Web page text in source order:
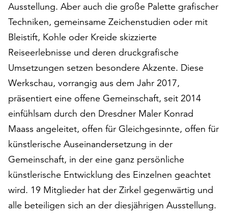
steht
Ihnen
am
Ende
der
Seite
die
Schaltfläche
„Cookie-
Einstellungen“
zur
Verfügung.
Cookies
werden
auch
ohne
Ihr
Ausstellung. Aber auch die große Palette grafischer
Techniken, gemeinsame Zeichenstudien oder mit
Bleistift, Kohle oder Kreide skizzierte
Reiseerlebnisse und deren druckgrafische
Umsetzungen setzen besondere Akzente. Diese
Werkschau, vorrangig aus dem Jahr 2017,
präsentiert eine offene Gemeinschaft, seit 2014
einfühlsam durch den Dresdner Maler Konrad
Maass angeleitet, offen für Gleichgesinnte, offen für
künstlerische Auseinandersetzung in der
Gemeinschaft, in der eine ganz persönliche
künstlerische Entwicklung des Einzelnen geachtet
wird. 19 Mitglieder hat der Zirkel gegenwärtig und
alle beteiligen sich an der diesjährigen Ausstellung.